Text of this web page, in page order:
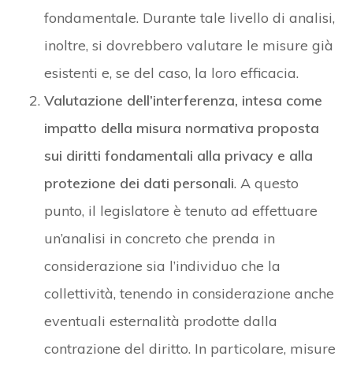
fondamentale. Durante tale livello di analisi,
inoltre, si dovrebbero valutare le misure già
esistenti e, se del caso, la loro efficacia.
Valutazione dell’interferenza, intesa come
impatto della misura normativa proposta
sui diritti fondamentali alla privacy e alla
protezione dei dati personali. A questo
punto, il legislatore è tenuto ad effettuare
un’analisi in concreto che prenda in
considerazione sia l’individuo che la
collettività, tenendo in considerazione anche
eventuali esternalità prodotte dalla
contrazione del diritto. In particolare, misure